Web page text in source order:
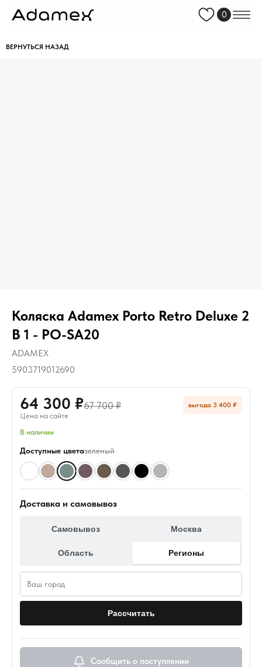
0
ВЕРНУТЬСЯ НАЗАД
Коляска Adamex Porto Retro Deluxe 2
В 1 - PO-SA20
ADAMEX
5903719012690
64 300 ₽67 700 ₽
Цена на сайте
выгода 3 400 ₽
В наличии
Доступные цветазеленый
Доставка и самовывоз
Самовывоз Москва
Область Регионы
Рассчитать
Сообщить о поступлении